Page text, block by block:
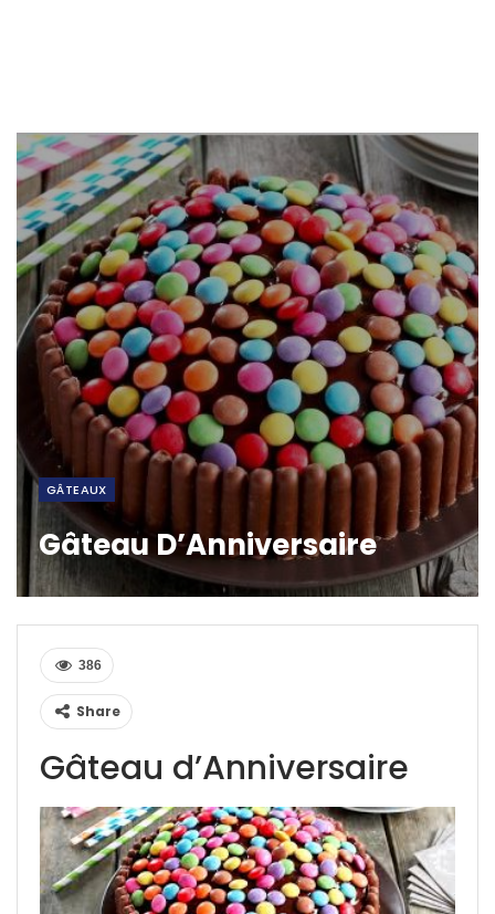
GÂTEAUX
Gâteau D’Anniversaire
386
Share
Gâteau d’Anniversaire